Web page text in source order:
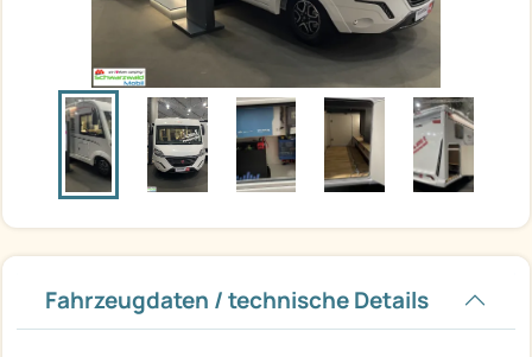
Fahrzeugdaten / technische Details